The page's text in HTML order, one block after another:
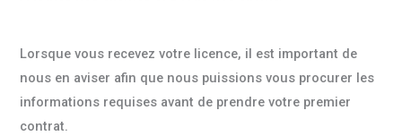
Lorsque vous recevez votre licence, il est important de
nous en aviser afin que nous puissions vous procurer les
informations requises avant de prendre votre premier
contrat.